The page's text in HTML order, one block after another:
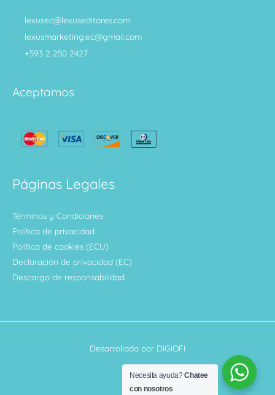
lexusec@lexuseditores.com
lexusmarketing.ec@gmail.com
+593 2 250 2427
Aceptamos
Páginas Legales
Términos y Condiciones
Política de privacidad
Política de cookies (ECU)
Declaración de privacidad (EC)
Descargo de responsabilidad
Desarrollado por DIGIOFI
Necesita ayuda?Chatee
con nosotros